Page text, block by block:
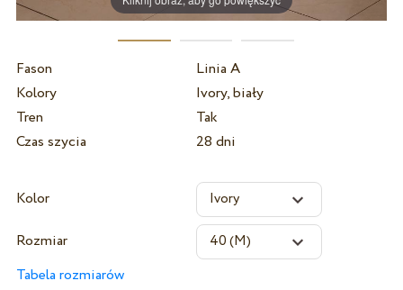
Fason
Linia A
Kolory
Ivory, biały
Tren
Tak
Czas szycia
28 dni
Kolor
Rozmiar
Tabela rozmiarów